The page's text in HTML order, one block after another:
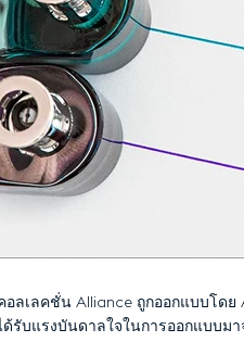
เลคชั่น Alliance ถูกออกแบบโดย
ด้รับแรงบันดาลใจในการออกแบบม